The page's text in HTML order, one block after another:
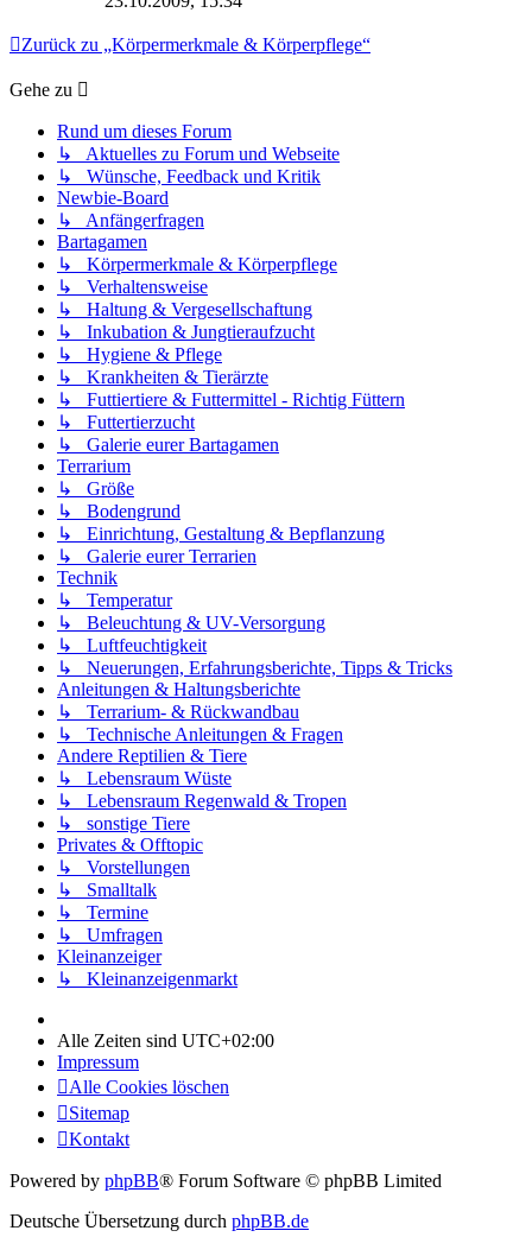
Zurück zu „Körpermerkmale & Körperpflege“
Gehe zu
Rund um dieses Forum
↳ Aktuelles zu Forum und Webseite
↳ Wünsche, Feedback und Kritik
Newbie-Board
↳ Anfängerfragen
Bartagamen
↳ Körpermerkmale & Körperpflege
↳ Verhaltensweise
↳ Haltung & Vergesellschaftung
↳ Inkubation & Jungtieraufzucht
↳ Hygiene & Pflege
↳ Krankheiten & Tierärzte
↳ Futtiertiere & Futtermittel - Richtig Füttern
↳ Futtertierzucht
↳ Galerie eurer Bartagamen
Terrarium
↳ Größe
↳ Bodengrund
↳ Einrichtung, Gestaltung & Bepflanzung
↳ Galerie eurer Terrarien
Technik
↳ Temperatur
↳ Beleuchtung & UV-Versorgung
↳ Luftfeuchtigkeit
↳ Neuerungen, Erfahrungsberichte, Tipps & Tricks
Anleitungen & Haltungsberichte
↳ Terrarium- & Rückwandbau
↳ Technische Anleitungen & Fragen
Andere Reptilien & Tiere
↳ Lebensraum Wüste
↳ Lebensraum Regenwald & Tropen
↳ sonstige Tiere
Privates & Offtopic
↳ Vorstellungen
↳ Smalltalk
↳ Termine
↳ Umfragen
Kleinanzeiger
↳ Kleinanzeigenmarkt
Alle Zeiten sind UTC+02:00
Impressum
Alle Cookies löschen
Sitemap
Kontakt
Powered by phpBB® Forum Software © phpBB Limited
Deutsche Übersetzung durch phpBB.de